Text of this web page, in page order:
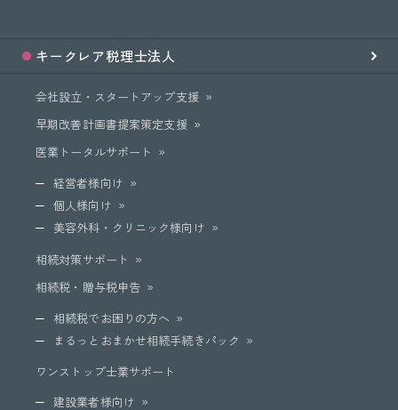
キークレア税理士法人
会社設立・スタートアップ支援
早期改善計画書提案策定支援
医業トータルサポート
経営者様向け
個人様向け
美容外科・クリニック様向け
相続対策サポート
相続税・贈与税申告
相続税でお困りの方へ
まるっとおまかせ相続手続きパック
ワンストップ士業サポート
建設業者様向け